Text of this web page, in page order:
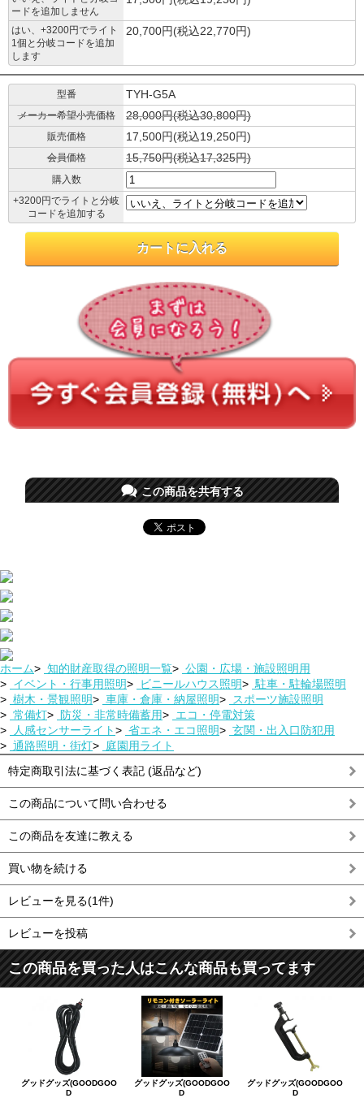
ードを追加しません
はい、+3200円でライト
1個と分岐コードを追加
します
20,700円(税込22,770円)
型番 TYH-G5A
メーカー希望小売価格 28,000円(税込30,800円)
販売価格 17,500円(税込19,250円)
会員価格 15,750円(税込17,325円)
購入数
+3200円でライトと分岐
コードを追加する
この商品を共有する
ホーム> 知的財産取得の照明一覧> 公園・広場・施設照明用
> イベント・行事用照明> ビニールハウス照明> 駐車・駐輪場照明
> 樹木・景観照明> 車庫・倉庫・納屋照明>
スポーツ施設照明
> 常備灯> 防災・非常時備蓄用> エコ・停電対策
>
人感センサーライト> 省エネ・エコ照明> 玄関・出入口防犯用
> 通路照明・街灯> 庭園用ライト
特定商取引法に基づく表記 (返品など)
この商品について問い合わせる
この商品を友達に教える
買い物を続ける
レビューを見る(1件)
レビューを投稿
この商品を買った人はこんな商品も買ってます
グッドグッズ(GOODGOO
D
グッドグッズ(GOODGOO
D
グッドグッズ(GOODGOO
D